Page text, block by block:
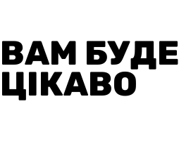
ВАМ БУДЕ
ЦІКАВО